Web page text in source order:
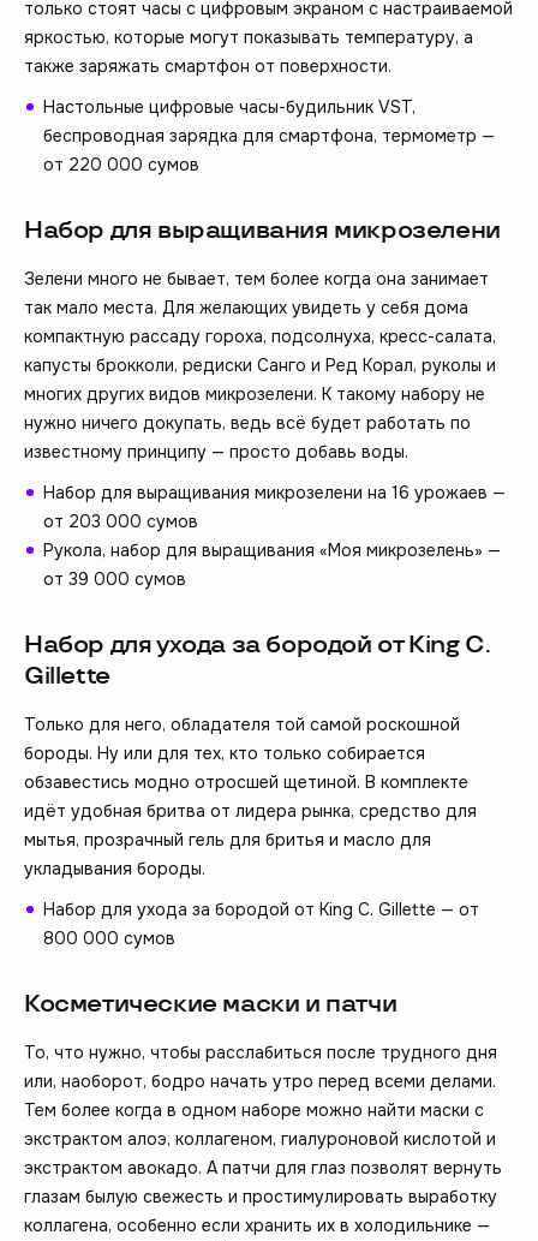
только стоят часы с цифровым экраном с настраиваемой
яркостью, которые могут показывать температуру, а
также заряжать смартфон от поверхности.
Настольные цифровые часы-будильник VST,
беспроводная зарядка для смартфона, термометр —
от 220 000 сумов
Набор для выращивания микрозелени
Зелени много не бывает, тем более когда она занимает
так мало места. Для желающих увидеть у себя дома
компактную рассаду гороха, подсолнуха, кресс-салата,
капусты брокколи, редиски Санго и Ред Корал, руколы и
многих других видов микрозелени. К такому набору не
нужно ничего докупать, ведь всё будет работать по
известному принципу — просто добавь воды.
Набор для выращивания микрозелени на 16 урожаев —
от 203 000 сумов
Рукола, набор для выращивания «Моя микрозелень» —
от 39 000 сумов
Набор для ухода за бородой от King C.
Gillette
Только для него, обладателя той самой роскошной
бороды. Ну или для тех, кто только собирается
обзавестись модно отросшей щетиной. В комплекте
идёт удобная бритва от лидера рынка, средство для
мытья, прозрачный гель для бритья и масло для
укладывания бороды.
Набор для ухода за бородой от King C. Gillette — от
800 000 сумов
Косметические маски и патчи
То, что нужно, чтобы расслабиться после трудного дня
или, наоборот, бодро начать утро перед всеми делами.
Тем более когда в одном наборе можно найти маски с
экстрактом алоэ, коллагеном, гиалуроновой кислотой и
экстрактом авокадо. А патчи для глаз позволят вернуть
глазам былую свежесть и простимулировать выработку
коллагена, особенно если хранить их в холодильнике —